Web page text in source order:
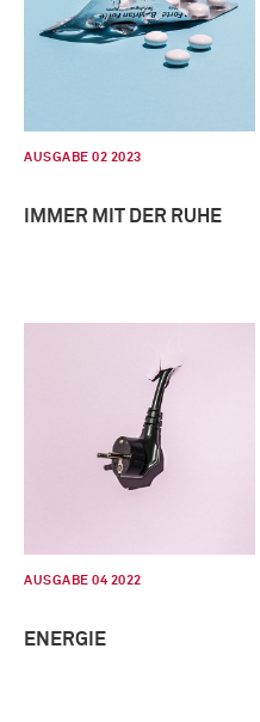
AUSGABE 02 2023
IMMER MIT DER RUHE
AUSGABE 04 2022
ENERGIE